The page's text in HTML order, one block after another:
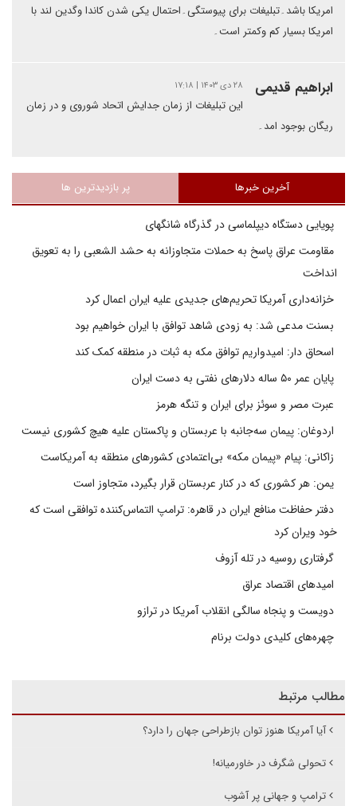
امریکا باشد۔تبلیغات برای پیوستگی۔احتمال یکی شدن کاندا وگدین لند با
امریکا بسیار کم وکمتر است۔
ابراهیم قدیمی ۲۸ دی ۱۴۰۳ | ۱۷:۱۸
این تبلیغات از زمان جدایش اتحاد شوروی و در زمان
ریگان بوجود امد۔
آخرین خبرها پر بازدیدترین ها
پویایی دستگاه دیپلماسی در گذرگاه شانگهای
مقاومت عراق پاسخ به حملات متجاوزانه به حشد الشعبی را به تعویق
انداخت
خزانه‌داری آمریکا تحریم‌های جدیدی علیه ایران اعمال کرد
بسنت مدعی شد: به زودی شاهد توافق با ایران خواهیم بود
اسحاق دار: امیدواریم توافق مکه به ثبات در منطقه کمک کند
پایان عمر ۵۰ ساله دلارهای نفتی به دست ایران
عبرت مصر و سوئز برای ایران و تنگه هرمز
اردوغان: پیمان سه‌جانبه با عربستان و پاکستان علیه هیچ کشوری نیست
زاکانی: پیام «پیمان مکه» بی‌اعتمادی کشورهای منطقه به آمریکاست
یمن: هر کشوری که در کنار عربستان قرار بگیرد، متجاوز است
دفتر حفاظت منافع ایران در قاهره: ترامپ التماس‌کننده توافقی است که
خود ویران کرد
گرفتاری روسیه در تله آزوف
امیدهای اقتصاد عراق
دویست و پنجاه سالگی انقلاب آمریکا در ترازو
چهره‌های کلیدی دولت برنام
مطالب مرتبط
آیا آمریکا هنوز توان بازطراحی جهان را دارد؟
تحولی شگرف در خاورمیانه!
ترامپ و جهانی پر آشوب